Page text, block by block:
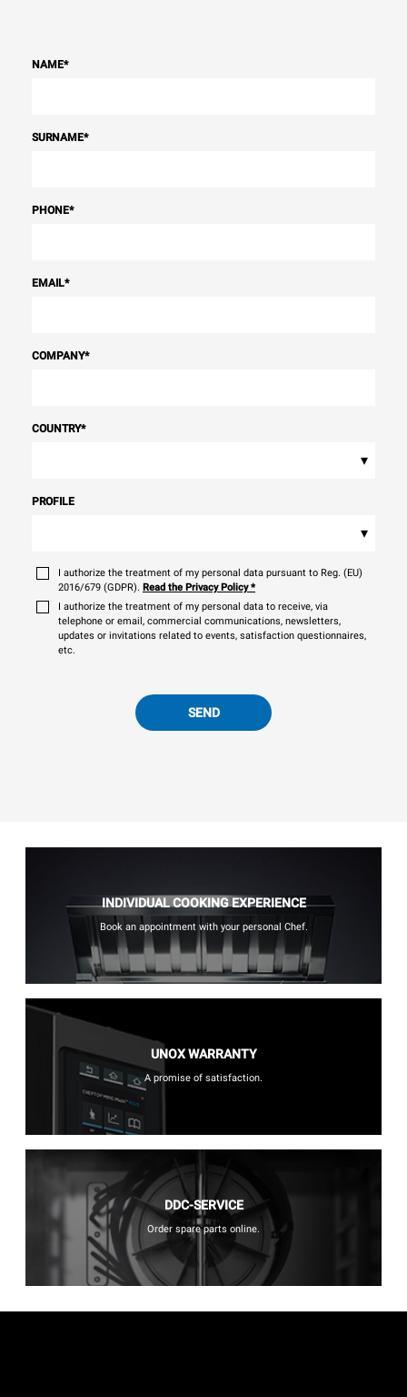
NAME*
SURNAME*
PHONE*
EMAIL*
COMPANY*
COUNTRY*
▾
PROFILE
▾
I authorize the treatment of my personal data pursuant to Reg. (EU)
2016/679 (GDPR). Read the Privacy Policy*
I authorize the treatment of my personal data to receive, via
telephone or email, commercial communications, newsletters,
updates or invitations related to events, satisfaction questionnaires,
etc.
SEND
INDIVIDUAL COOKING EXPERIENCE
Book an appointment with your personal Chef.
UNOX WARRANTY
A promise of satisfaction.
DDC-SERVICE
Order spare parts online.